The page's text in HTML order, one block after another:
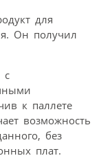
для
Он получил
с
к паллете
возможность
без
плат.